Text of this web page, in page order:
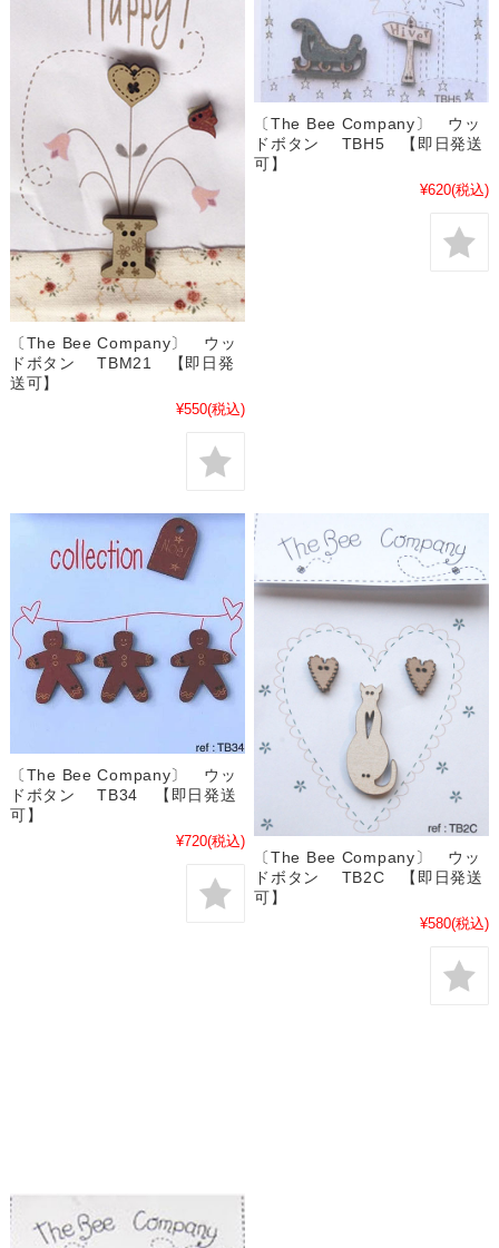
〔The Bee Company〕 ウッ
ドボタン TBM21 【即日発
送可】
¥550(税込)
〔The Bee Company〕 ウッ
ドボタン TBH5 【即日発送
可】
¥620(税込)
〔The Bee Company〕 ウッ
ドボタン TB34 【即日発送
可】
¥720(税込)
〔The Bee Company〕 ウッ
ドボタン TB2C 【即日発送
可】
¥580(税込)